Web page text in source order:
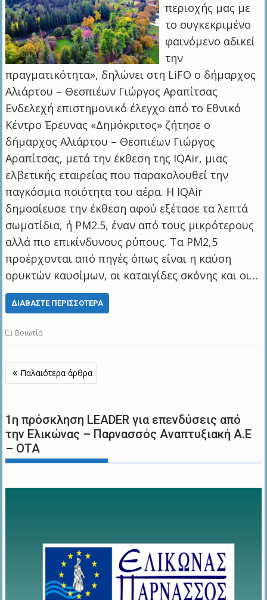
περιοχής μας με
το συγκεκριμένο
φαινόμενο αδικεί
την
πραγματικότητα», δηλώνει στη LiFO ο δήμαρχος
Αλιάρτου – Θεσπιέων Γιώργος Αραπίτσας
Ενδελεχή επιστημονικό έλεγχο από το Εθνικό
Κέντρο Έρευνας «Δημόκριτος» ζήτησε ο
δήμαρχος Αλιάρτου – Θεσπιέων Γιώργος
Αραπίτσας, μετά την έκθεση της IQAir, μιας
ελβετικής εταιρείας που παρακολουθεί την
παγκόσμια ποιότητα του αέρα. Η IQAir
δημοσίευσε την έκθεση αφού εξέτασε τα λεπτά
σωματίδια, ή PM2.5, έναν από τους μικρότερους
αλλά πιο επικίνδυνους ρύπους. Τα PM2,5
προέρχονται από πηγές όπως είναι η καύση
ορυκτών καυσίμων, οι καταιγίδες σκόνης και οι…
ΔΙΑΒΆΣΤΕ ΠΕΡΙΣΣΌΤΕΡΑ
Βοιωτία
Πλοήγηση
άρθρων
Παλαιότερα άρθρα
1η πρόσκληση LEADER για επενδύσεις από
την Ελικώνας – Παρνασσός Αναπτυξιακή Α.Ε
– ΟΤΑ